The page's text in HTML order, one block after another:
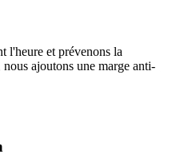
l'heure et prévenons la
ajoutons une marge anti-